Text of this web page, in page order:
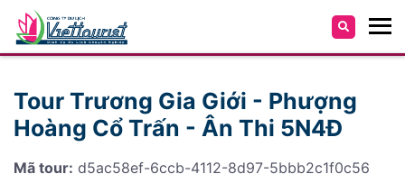
Tour Trương Gia Giới - Phượng
Hoàng Cổ Trấn - Ân Thi 5N4Đ
Mã tour: d5ac58ef-6ccb-4112-8d97-5bbb2c1f0c56